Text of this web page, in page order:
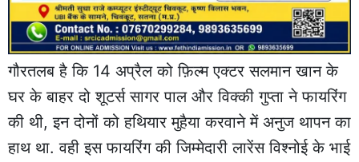
गौरतलब है कि 14 अप्रैल को फ़िल्म एक्टर सलमान खान के
घर के बाहर दो शूटर्स सागर पाल और विक्की गुप्ता ने फायरिंग
की थी, इन दोनों को हथियार मुहैया करवाने में अनुज थापन का
हाथ था. वही इस फायरिंग की जिम्मेदारी लारेंस विश्नोई के भाई